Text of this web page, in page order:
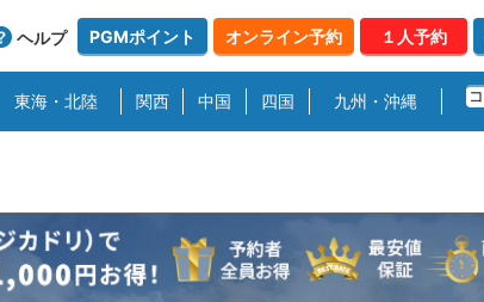
ヘルプ PGMポイント オンライン予約 １人予約
東海・北陸 関西 中国 四国 九州・沖縄